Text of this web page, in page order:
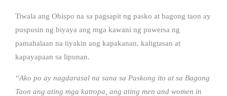
Tiwala ang Obispo na sa pagsapit ng pasko at bagong taon ay
puspusin ng biyaya ang mga kawani ng puwersa ng
pamahalaan na tiyakin ang kapakanan, kaligtasan at
kapayapaan sa lipunan.
“Ako po ay nagdarasal na sana sa Paskong ito at sa Bagong
Taon ang ating mga katropa, ang ating men and women in